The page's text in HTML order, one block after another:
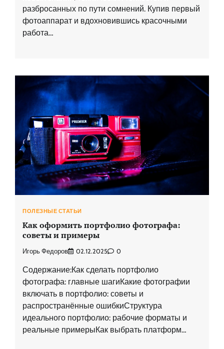
разбросанных по пути сомнений. Купив первый
фотоаппарат и вдохновившись красочными
работа…
ПОЛЕЗНЫЕ СТАТЬИ
Как оформить портфолио фотографа:
советы и примеры
Игорь Федоров 02.12.2025 0
Содержание:Как сделать портфолио
фотографа: главные шагиКакие фотографии
включать в портфолио: советы и
распространённые ошибкиСтруктура
идеального портфолио: рабочие форматы и
реальные примерыКак выбрать платформ…